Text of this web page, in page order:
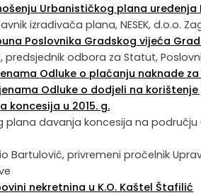
Urbanističkog plana uređenja
izrađivača plana, NESEK, d.o.o.
Poslovnika Gradskog vijeća
predsjednik odbora za Statut,
Odluke o plaćanju naknade
Odluke o dodjeli na
koncesija u 2015. g.
plana davanja koncesija na području
Bartulović, privremeni pročelnik
nekretnina u K.O. Kaštel Štafilić